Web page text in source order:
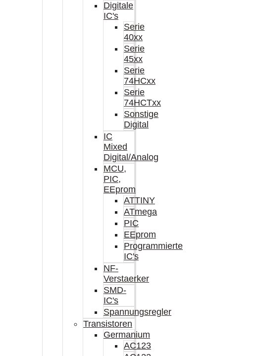
Digitale
IC's
Serie
40xx
Serie
45xx
Serie
74HCxx
Serie
74HCTxx
Sonstige
Digital
IC
Mixed
Digital/Analog
MCU,
PIC,
EEprom
ATTINY
ATmega
PIC
EEprom
Programmierte
IC's
NF-
Verstaerker
SMD-
IC's
Spannungsregler
Transistoren
Germanium
AC123